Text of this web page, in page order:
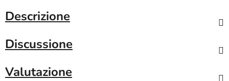
Descrizione
Discussione
Valutazione